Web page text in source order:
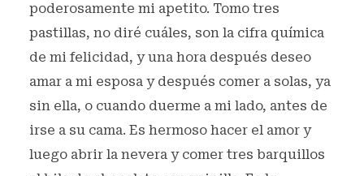
poderosamente mi apetito. Tomo tres
pastillas, no diré cuáles, son la cifra química
de mi felicidad, y una hora después deseo
amar a mi esposa y después comer a solas, ya
sin ella, o cuando duerme a mi lado, antes de
irse a su cama. Es hermoso hacer el amor y
luego abrir la nevera y comer tres barquillos